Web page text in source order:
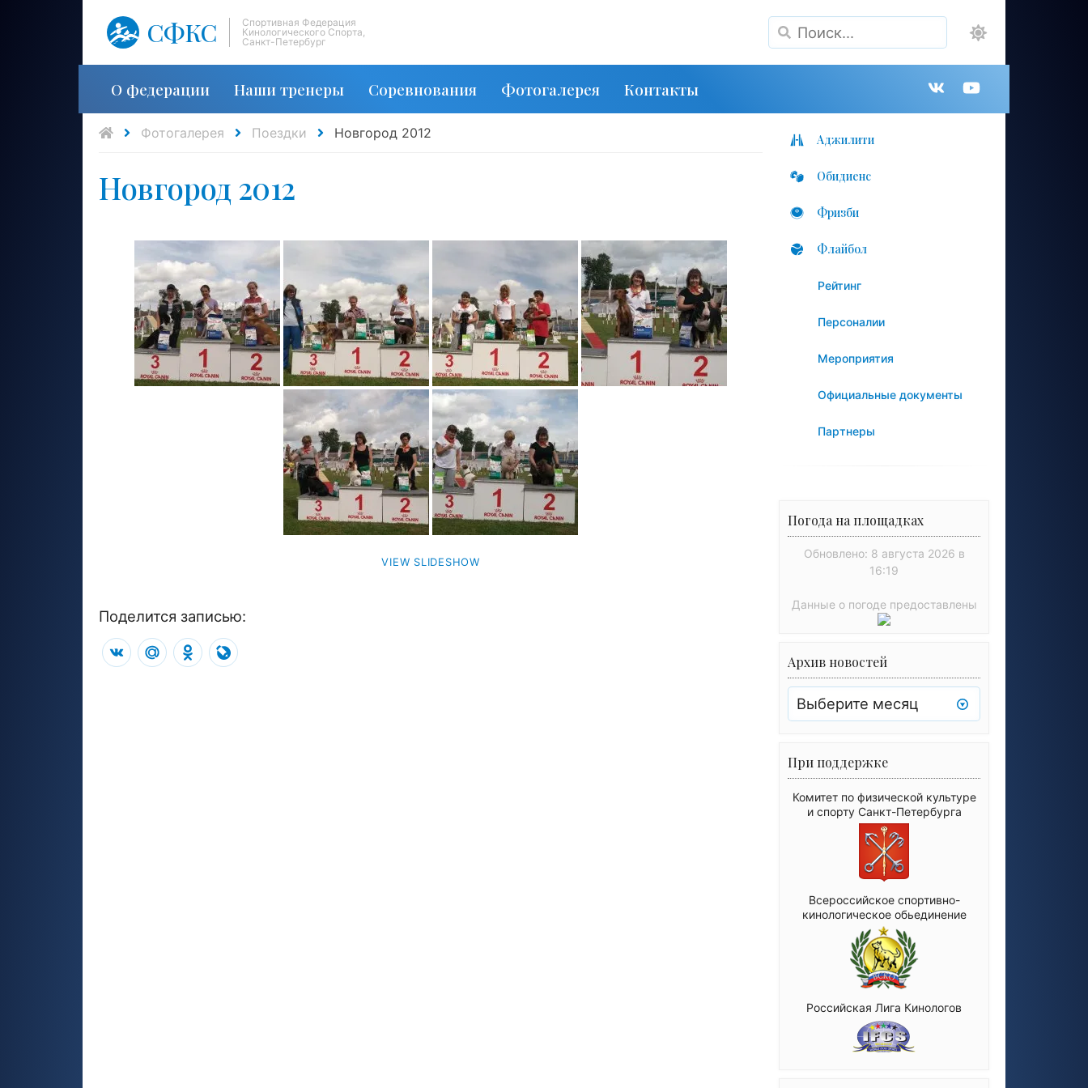
СФКС
Спортивная Федерация
Кинологического Спорта,
Санкт-Петербург
Поиск
О федерации Наши тренеры Соревнования Фотогалерея Контакты Группа
Фотогалерея Поездки Новгород 2012
Новгород 2012
VIEW SLIDESHOW
Поделится записью:
VK Mail.RuOdnoklassniki
Аджилити
Обидиенс
Фризби
Флайбол
Рейтинг
Персоналии
Мероприятия
Официальные документы
Партнеры
Погода на площадках
Обновлено: 8 августа 2026 в
16:19
Данные о погоде предоставлены
Архив новостей
Архив
новостей
При поддержке
Комитет по физической культуре
и спорту Санкт-Петербурга
Всероссийское спортивно-
кинологическое обьединение
Российская Лига Кинологов